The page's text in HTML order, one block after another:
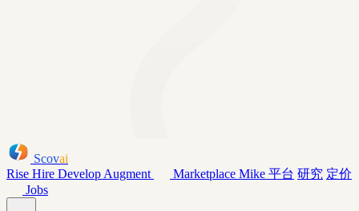
Scovai
Rise Hire Develop Augment Marketplace Mike 平台 研究 定价
Jobs